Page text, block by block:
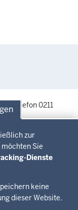
zur
Sie
Dienste
keine
dieser Website.
Telefon 0211
sich bitte an die
Bildung, Telefon